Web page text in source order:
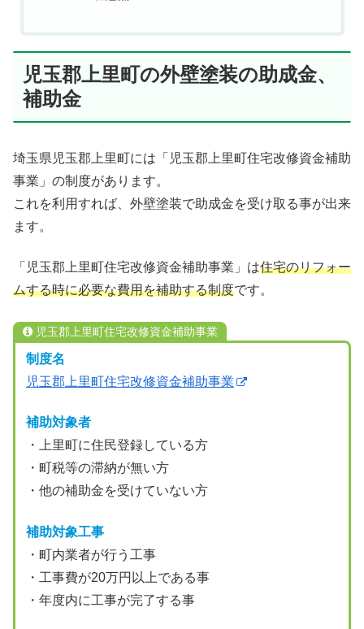
児玉郡上里町の外壁塗装の助成金、
補助金
埼玉県児玉郡上里町には「児玉郡上里町住宅改修資金補助
事業」の制度があります。
これを利用すれば、外壁塗装で助成金を受け取る事が出来
ます。
「児玉郡上里町住宅改修資金補助事業」は住宅のリフォー
ムする時に必要な費用を補助する制度です。
児玉郡上里町住宅改修資金補助事業
制度名
児玉郡上里町住宅改修資金補助事業
補助対象者
・上里町に住民登録している方
・町税等の滞納が無い方
・他の補助金を受けていない方
補助対象工事
・町内業者が行う工事
・工事費が20万円以上である事
・年度内に工事が完了する事